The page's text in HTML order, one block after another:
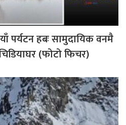
पर्यटन हबः सामुदायिक वनमै
(फोटो फिचर)